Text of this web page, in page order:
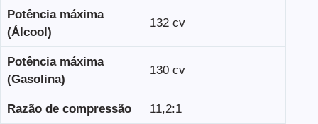
Potência máxima
(Álcool)
132 cv
Potência máxima
(Gasolina)
130 cv
Razão de compressão 11,2:1